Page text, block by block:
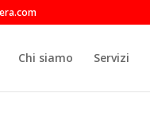
Chi siamo Servizi